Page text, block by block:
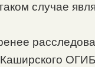
случае